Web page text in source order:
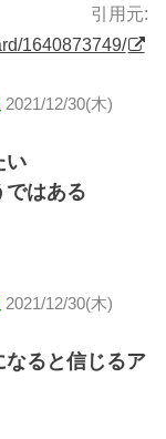
引用元:
1640873749/
2021/12/30(木)
い
ではある
2021/12/30(木)
なると信じるア